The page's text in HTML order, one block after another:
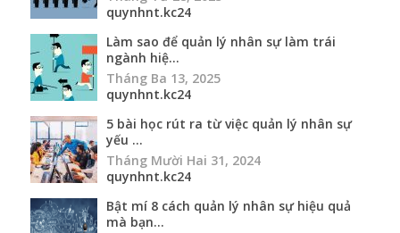
quynhnt.kc24
Làm sao để quản lý nhân sự làm trái
ngành hiệ...
Tháng Ba 13, 2025
quynhnt.kc24
5 bài học rút ra từ việc quản lý nhân sự
yếu ...
Tháng Mười Hai 31, 2024
quynhnt.kc24
Bật mí 8 cách quản lý nhân sự hiệu quả
mà bạn...